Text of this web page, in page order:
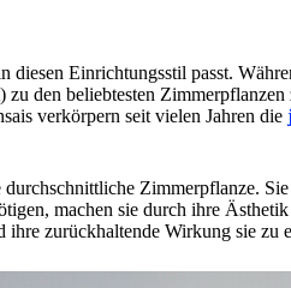
diesen Einrichtungsstil passt.
zu den beliebtesten
verkörpern seit vielen Jahren die
Zimmerpflanze.
machen sie durch ihre
ihre zurückhaltende Wirkung sie